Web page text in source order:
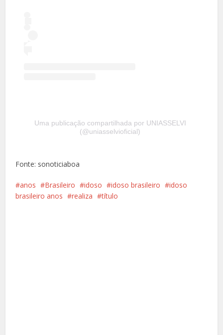
Uma publicação compartilhada por UNIASSELVI
(@uniasselvioficial)
Fonte: sonoticiaboa
anos Brasileiro idoso idoso brasileiro
idoso
brasileiro anos
realiza título